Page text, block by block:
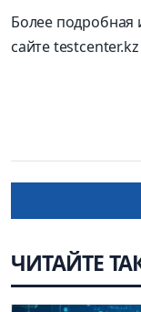
Более подробная
сайте
ЧИТАЙТЕ